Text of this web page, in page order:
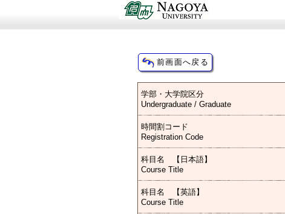
学部・大学院区分
Undergraduate / Graduate
時間割コード
Registration Code
科目名 【日本語】
Course Title
科目名 【英語】
Course Title